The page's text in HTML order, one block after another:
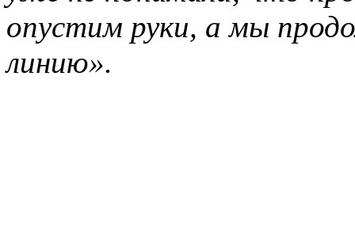
опустим руки, а мы
линию».